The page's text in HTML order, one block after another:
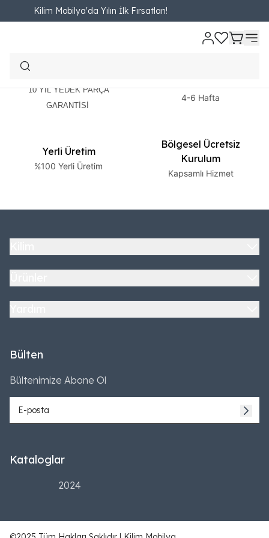
Kilim Mobilya'da Yılın İlk Fırsatları!
10 YIL YEDEK PARÇA
GARANTİSİ
4-6 Hafta
Yerli Üretim
%100 Yerli Üretim
Bölgesel Ücretsiz
Kurulum
Kapsamlı Hizmet
Kataloglar
2024
Bülten
Bültenimize Abone Ol